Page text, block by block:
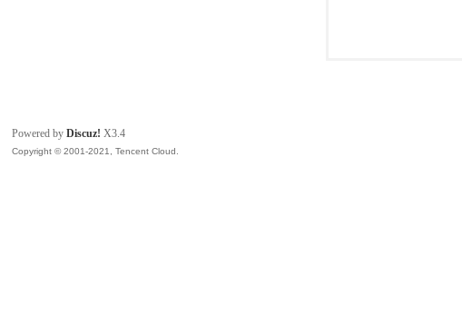
Powered byDiscuz! X3.4
Copyright © 2001-2021, Tencent Cloud.